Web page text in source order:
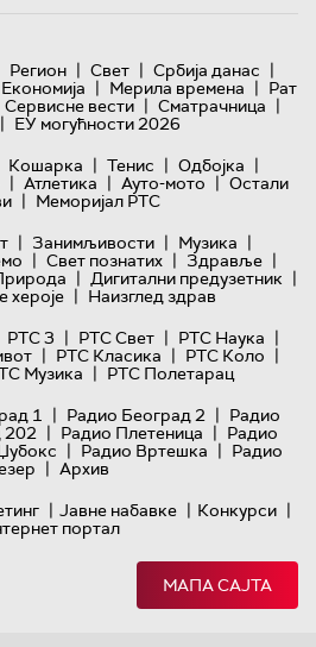
Регион | Свет | Србија данас |
Економија | Мерила времена | Рат
Сервисне вести | Сматрачница |
| ЕУ могућности 2026
Кошарка | Тенис | Одбојка |
| Атлетика | Ауто-мото | Остали
| Меморијал РТС
| Занимљивости | Музика |
| Свет познатих | Здравље |
| Дигитални предузетник |
хероје | Наизглед здрав
РТС 3 | РТС Свет | РТС Наука |
| РТС Класика | РТС Коло |
Музика | РТС Полетарац
1 | Радио Београд 2 | Радио
202 | Радио Плетеница | Радио
| Радио Вртешка | Радио
| Архив
| Јавне набавке | Конкурси |
портал
МАПА САЈТА